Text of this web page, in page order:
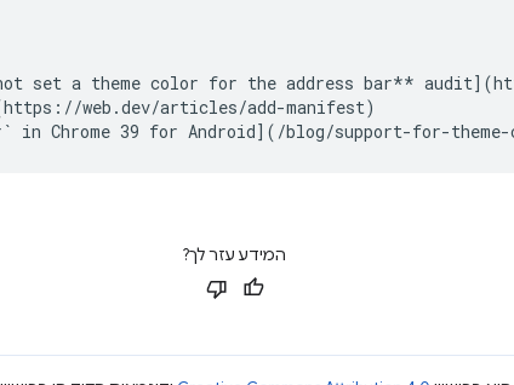
set a theme color for the address bar**
web.dev/articles/add-manifest)
` in Chrome 39 for Android](/blog/support-for-
המידע עזר לך?